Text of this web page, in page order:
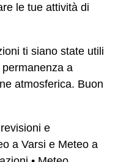
le tue attività di
ti siano state utili
a
atmosferica. Buon
e
a Varsi e Meteo a